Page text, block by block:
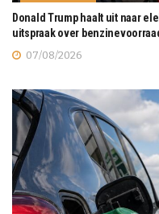
Donald Trump haalt uit naar
uitspraak over
07/08/2026